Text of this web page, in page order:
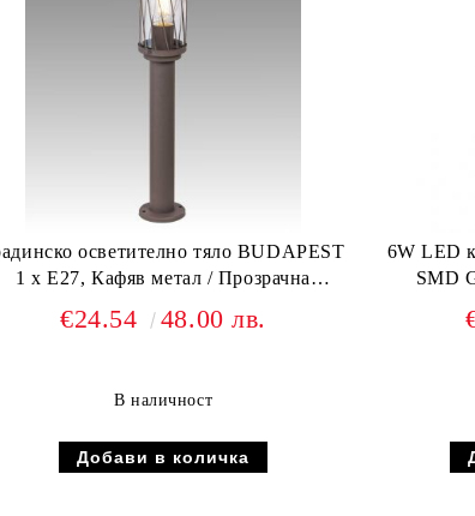
осветително тяло BUDAPEST
1 х Е27, Кафяв метал / Прозрачна
€24.54 48.00 лв.
В наличност
6W LED
SMD